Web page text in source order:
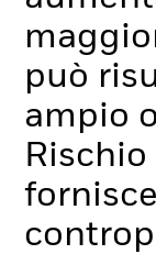
può
ampio